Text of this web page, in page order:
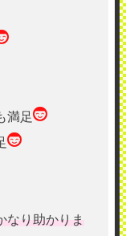
満足
なり助かりま